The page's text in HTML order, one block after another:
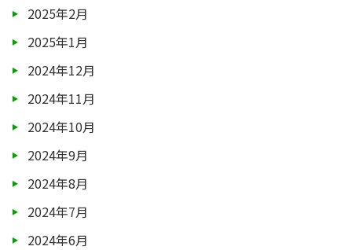
2025年2月
2025年1月
2024年12月
2024年11月
2024年10月
2024年9月
2024年8月
2024年7月
2024年6月